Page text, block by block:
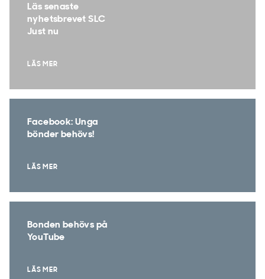
Läs senaste
nyhetsbrevet SLC
Just nu
LÄS MER
Facebook: Unga
bönder behövs!
LÄS MER
Bonden behövs på
YouTube
LÄS MER